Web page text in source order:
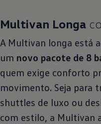
Multivan Longa
A Multivan longa está
um novo pacote de 8
quem exige conforto
movimento. Seja para
shuttles de luxo ou
com estilo, a Multivan